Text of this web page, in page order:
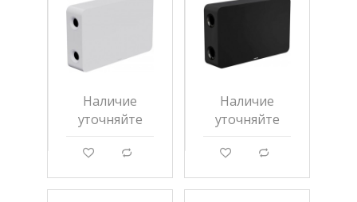
Наличие
уточняйте
g d
Наличие
уточняйте
g d